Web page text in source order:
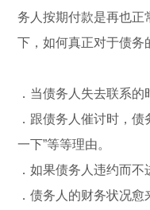
务人按期付款是再也正
下，如何真正对于债务
．当债务人失去联系的
．跟债务人催讨时，
一下”等等理由。
．如果债务人违约而不
．债务人的财务状况愈